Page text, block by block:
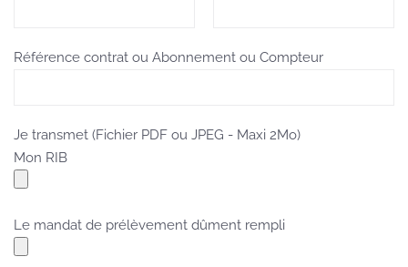
Référence contrat ou Abonnement ou Compteur
Je transmet (Fichier PDF ou JPEG - Maxi 2Mo)
Mon RIB
Le mandat de prélèvement dûment rempli